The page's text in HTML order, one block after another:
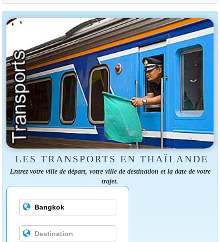
LES TRANSPORTS EN THAÏLANDE
Entrez votre ville de départ, votre ville de destination et la date de votre
trajet.